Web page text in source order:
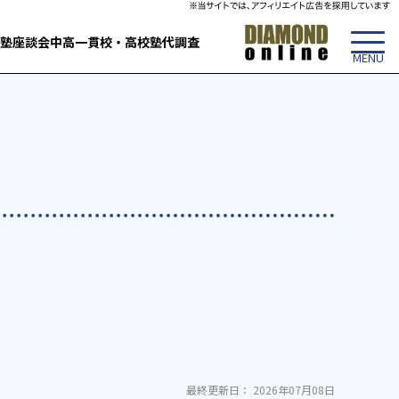
座談会中高一貫校・高校塾代調査
最終更新日： 2026年07月08日